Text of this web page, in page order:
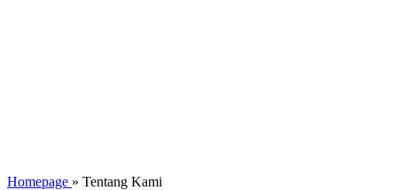
Homepage » Tentang Kami